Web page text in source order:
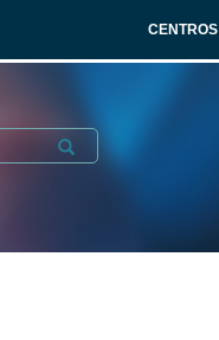
CENTROS
Submit